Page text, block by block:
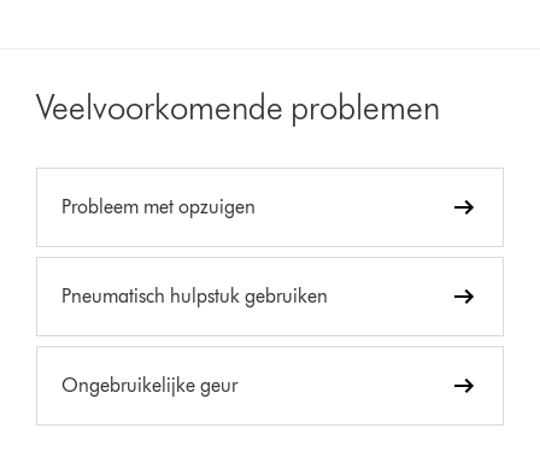
Veelvoorkomende problemen
Probleem met opzuigen
Pneumatisch hulpstuk gebruiken
Ongebruikelijke geur